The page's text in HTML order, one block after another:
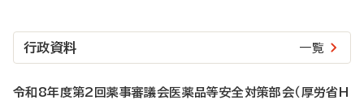
行政資料 一覧
令和8年度第2回薬事審議会医薬品等安全対策部会（厚労省H